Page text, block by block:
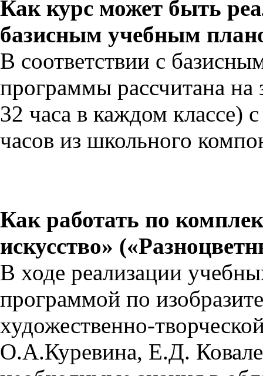
Как курс может быть
базисным учебным
В соответствии с
программы рассчитана на
32 часа в каждом классе)
часов из школьного
Как работать по
искусство»
В ходе реализации
программой по
художественно-
О.А.Куревина, Е.Д.